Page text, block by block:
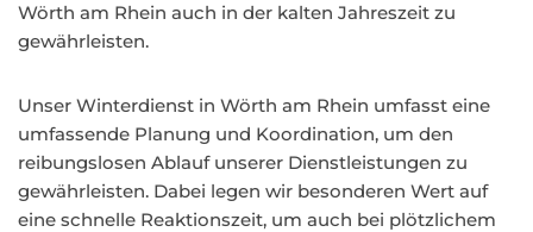
Wörth am Rhein auch in der kalten Jahreszeit zu
gewährleisten.
Unser Winterdienst in Wörth am Rhein umfasst eine
umfassende Planung und Koordination, um den
reibungslosen Ablauf unserer Dienstleistungen zu
gewährleisten. Dabei legen wir besonderen Wert auf
eine schnelle Reaktionszeit, um auch bei plötzlichem